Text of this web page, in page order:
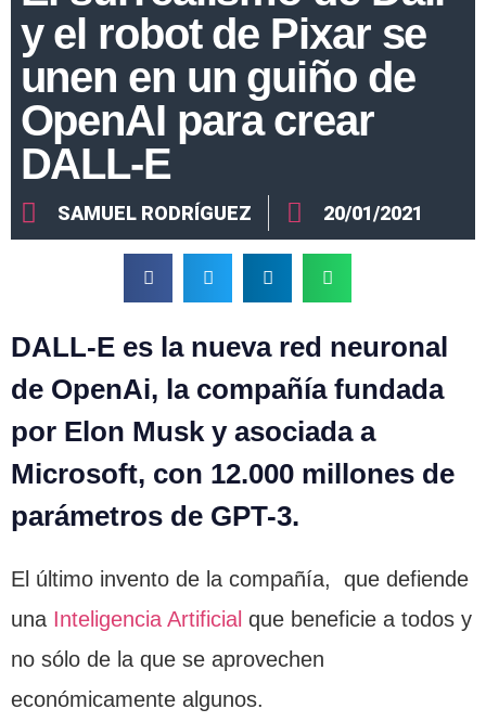
y el robot de Pixar se
unen en un guiño de
OpenAI para crear
DALL-E
SAMUEL RODRÍGUEZ 20/01/2021
DALL-E es la nueva red neuronal
de OpenAi, la compañía fundada
por Elon Musk y asociada a
Microsoft, con 12.000 millones de
parámetros de GPT-3.
El último invento de la compañía, que defiende
una Inteligencia Artificial que beneficie a todos y
no sólo de la que se aprovechen
económicamente algunos.